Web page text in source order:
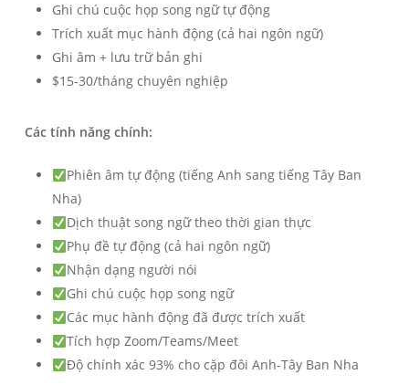
Ghi chú cuộc họp song ngữ tự động
Trích xuất mục hành động (cả hai ngôn ngữ)
Ghi âm + lưu trữ bản ghi
$15-30/tháng chuyên nghiệp
Các tính năng chính:
Phiên âm tự động (tiếng Anh sang tiếng Tây Ban
Nha)
Dịch thuật song ngữ theo thời gian thực
Phụ đề tự động (cả hai ngôn ngữ)
Nhận dạng người nói
Ghi chú cuộc họp song ngữ
Các mục hành động đã được trích xuất
Tích hợp Zoom/Teams/Meet
Độ chính xác 93% cho cặp đôi Anh-Tây Ban Nha